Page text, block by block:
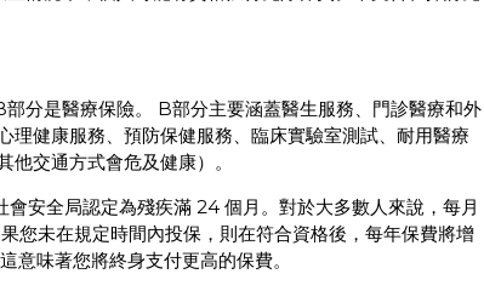
分是醫療保險。 B部分主要涵蓋醫生服務、門診醫療和外
理健康服務、預防保健服務、臨床實驗室測試、耐用醫療
交通方式會危及健康）。
安全局認定為殘疾滿 24 個月。對於大多數人來說，每月
您未在規定時間內投保，則在符合資格後，每年保費將增
意味著您將終身支付更高的保費。